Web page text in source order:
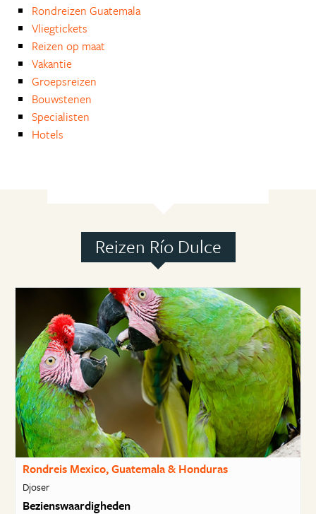
Rondreizen Guatemala
Vliegtickets
Reizen op maat
Vakantie
Groepsreizen
Bouwstenen
Specialisten
Hotels
Reizen Río Dulce
Rondreis Mexico, Guatemala & Honduras
Djoser
Bezienswaardigheden